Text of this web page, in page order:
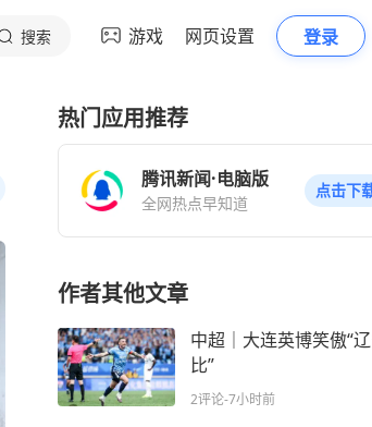
搜索 游戏 网页设置 登录
热门应用推荐
腾讯新闻·电脑版
全网热点早知道
点击下
作者其他文章
中超｜大连英博笑傲“
比”
2评论-7小时前